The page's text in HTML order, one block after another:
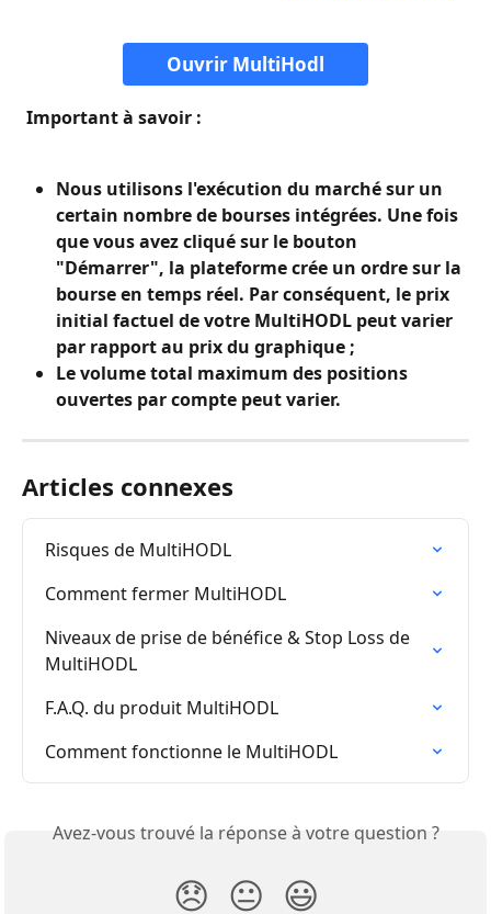
Ouvrir MultiHodl
Important à savoir :
Nous utilisons l'exécution du marché sur un
certain nombre de bourses intégrées. Une fois
que vous avez cliqué sur le bouton
"Démarrer", la plateforme crée un ordre sur la
bourse en temps réel. Par conséquent, le prix
initial factuel de votre MultiHODL peut varier
par rapport au prix du graphique ;
Le volume total maximum des positions
ouvertes par compte peut varier.
Articles connexes
Risques de MultiHODL
Comment fermer MultiHODL
Niveaux de prise de bénéfice & Stop Loss de
MultiHODL
F.A.Q. du produit MultiHODL
Comment fonctionne le MultiHODL
Avez-vous trouvé la réponse à votre question ?
😞 😐 😃